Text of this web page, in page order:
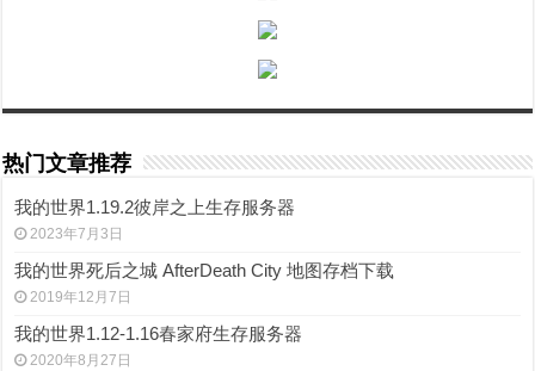
热门文章推荐
我的世界1.19.2彼岸之上生存服务器
2023年7月3日
我的世界死后之城 AfterDeath City 地图存档下载
2019年12月7日
我的世界1.12-1.16春家府生存服务器
2020年8月27日